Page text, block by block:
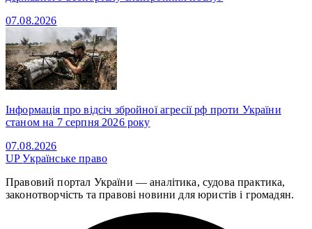
07.08.2026
Інформація про відсіч збройної агресії рф проти України
станом на 7 серпня 2026 року
07.08.2026
UPУкраїнське право
Правовий портал України — аналітика, судова практика,
законотворчість та правові новини для юристів і громадян.